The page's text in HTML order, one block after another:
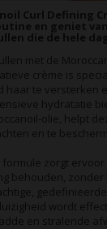
Curl Defining
en geniet
die de hele
met de
crème is
haar te versterken
hydratatie
olie, helpt
en te
zorgt ervoor
behouden, zonder
gedefinieerde
wordt
en stralende